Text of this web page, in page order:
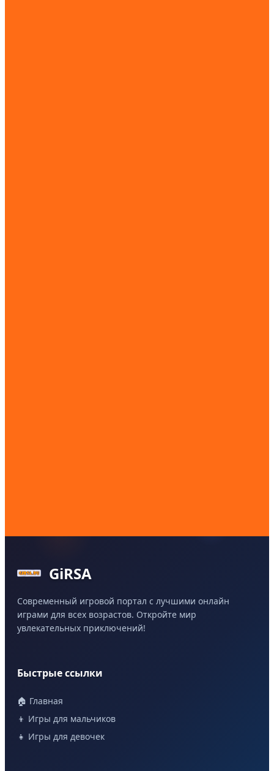
GiRSA
Современный игровой портал с лучшими онлайн
играми для всех возрастов. Откройте мир
увлекательных приключений!
Быстрые ссылки
🏠 Главная
👦 Игры для мальчиков
👧 Игры для девочек